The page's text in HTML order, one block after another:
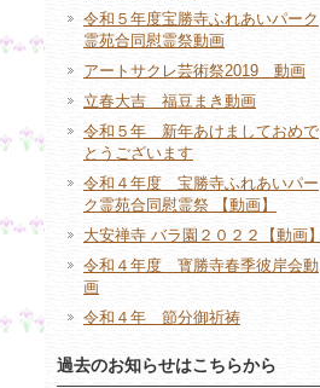
令和５年度宝勝寺ふれあいパーク
霊苑合同慰霊祭動画
アートサクレ芸術祭2019 動画
立春大吉 福豆まき動画
令和５年 新年あけましておめで
とうございます
令和４年度 宝勝寺ふれあいパー
ク霊苑合同慰霊祭 【動画】
大安禅寺 バラ園２０２２【動画】
令和４年度 寳勝寺春季彼岸会動
画
令和４年 節分御祈祷
過去のお知らせはこちらから